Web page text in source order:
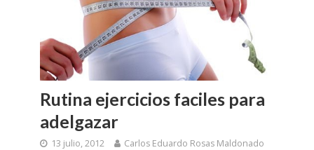
Rutina ejercicios faciles para
adelgazar
13 julio, 2012 Carlos Eduardo Rosas Maldonado